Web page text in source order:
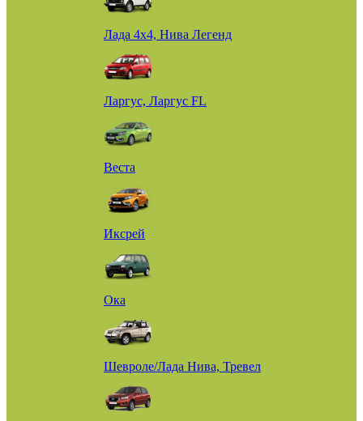
Лада 4х4, Нива Легенд
Ларгус, Ларгус FL
Веста
Иксрей
Ока
Шевроле/Лада Нива, Тревел